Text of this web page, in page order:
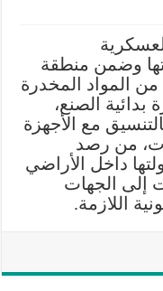
وضمن منطقة
المواد المخدرة
بدائية الصنع،
مع الأجهزة
من رصد
داخل الأراضي
إلى الجهات
اللازمة.